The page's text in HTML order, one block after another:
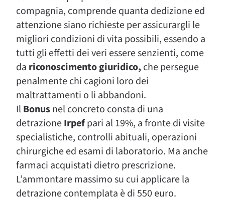
compagnia, comprende quanta dedizione ed
attenzione siano richieste per assicurargli le
migliori condizioni di vita possibili, essendo a
tutti gli effetti dei veri essere senzienti, come
da riconoscimento giuridico, che persegue
penalmente chi cagioni loro dei
maltrattamenti o li abbandoni.
IlBonusnel concreto consta di una
detrazioneIrpefpari al 19%, a fronte di visite
specialistiche, controlli abituali, operazioni
chirurgiche ed esami di laboratorio. Ma anche
farmaci acquistati dietro prescrizione.
L’ammontare massimo su cui applicare la
detrazione contemplata è di 550 euro.